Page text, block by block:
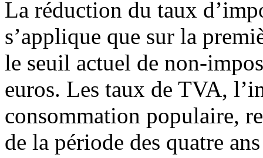
La réduction du taux
s’applique que sur la
le seuil actuel de non-
euros. Les taux de TVA,
consommation populaire,
de la période des quatre